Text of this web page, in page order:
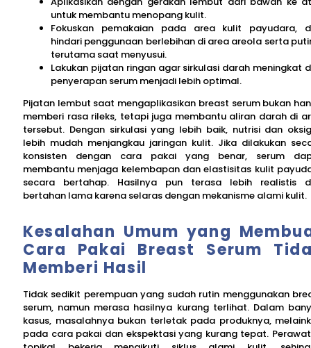
untuk membantu menopang kulit.
Fokuskan pemakaian pada area kulit payudara,
hindari penggunaan berlebihan di area areola serta
terutama saat menyusui.
Lakukan pijatan ringan agar sirkulasi darah meningkat
penyerapan serum menjadi lebih optimal.
Pijatan lembut saat mengaplikasikan breast serum bukan
memberi rasa rileks, tetapi juga membantu aliran darah di
tersebut. Dengan sirkulasi yang lebih baik, nutrisi dan
lebih mudah menjangkau jaringan kulit. Jika dilakukan
konsisten dengan cara pakai yang benar, serum
membantu menjaga kelembapan dan elastisitas kulit
secara bertahap. Hasilnya pun terasa lebih realistis
bertahan lama karena selaras dengan mekanisme alami kulit.
Kesalahan Umum yang
Cara Pakai Breast Serum
Memberi Hasil
Tidak sedikit perempuan yang sudah rutin menggunakan
serum, namun merasa hasilnya kurang terlihat. Dalam
kasus, masalahnya bukan terletak pada produknya,
pada cara pakai dan ekspektasi yang kurang tepat.